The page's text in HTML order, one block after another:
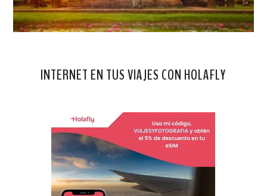
INTERNET EN TUS VIAJES CON HOLAFLY